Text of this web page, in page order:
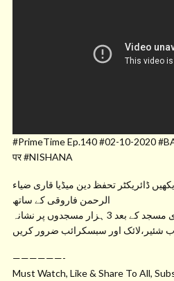
#PrimeTime Ep.140 #02-10-2020
पर #NISHANA
ڈائریکٹر تحفظ دین میڈیا قاری ضیاء
الرحمن فاروقی کے ساتھ
کے بعد 3 ہزار مسجدوں پر نشانہ
شئیر،لائک اور سبسکرائب ضرور کریں
——————-
Must Watch, Like & Share To All,